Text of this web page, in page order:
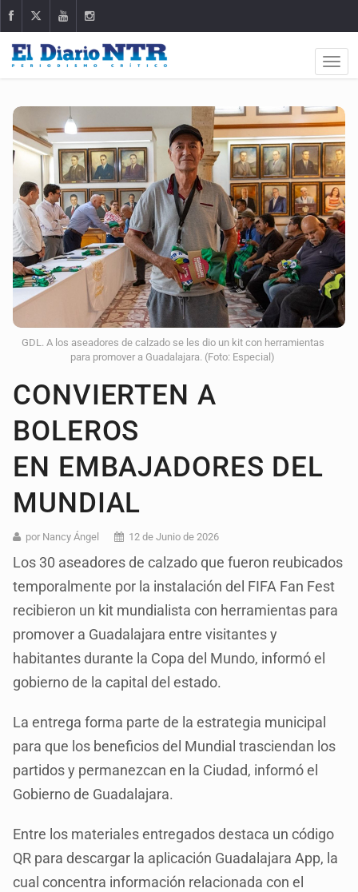
GDL. A los aseadores de calzado se les dio un kit con herramientas
para promover a Guadalajara. (Foto: Especial)
CONVIERTEN A
BOLEROS
EN EMBAJADORES DEL
MUNDIAL
por Nancy Ángel 12 de Junio de 2026
Los 30 aseadores de calzado que fueron reubicados
temporalmente por la instalación del FIFA Fan Fest
recibieron un kit mundialista con herramientas para
promover a Guadalajara entre visitantes y
habitantes durante la Copa del Mundo, informó el
gobierno de la capital del estado.
La entrega forma parte de la estrategia municipal
para que los beneficios del Mundial trasciendan los
partidos y permanezcan en la Ciudad, informó el
Gobierno de Guadalajara.
Entre los materiales entregados destaca un código
QR para descargar la aplicación Guadalajara App, la
cual concentra información relacionada con el